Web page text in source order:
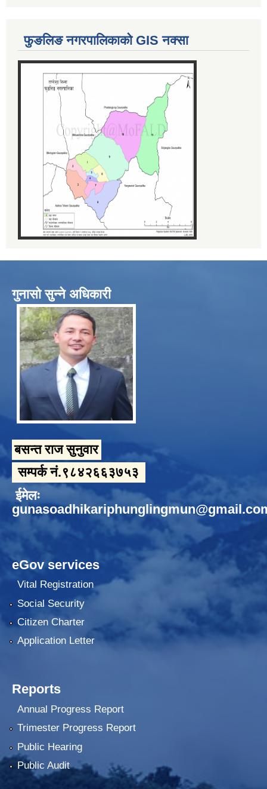
फुङलिङ नगरपालिकाको GIS नक्सा
गुनासो सुन्ने अधिकारी
बसन्त राज सुनुवार
सम्पर्क नं.९८४२६६३७५३
ईमेलः
eGov services
Vital Registration
Social Security
Citizen Charter
Application Letter
Reports
Annual Progress Report
Trimester Progress Report
Public Hearing
Public Audit